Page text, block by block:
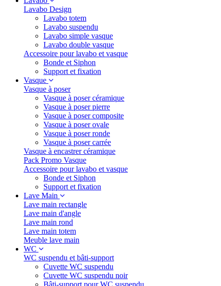
Lavabo Design
Lavabo totem
Lavabo suspendu
Lavabo simple vasque
Lavabo double vasque
Accessoire pour lavabo et vasque
Bonde et Siphon
Support et fixation
Vasque
Vasque à poser
Vasque à poser céramique
Vasque à poser pierre
Vasque à poser composite
Vasque à poser ovale
Vasque à poser ronde
Vasque à poser carrée
Vasque à encastrer céramique
Pack Promo Vasque
Accessoire pour lavabo et vasque
Bonde et Siphon
Support et fixation
Lave Main
Lave main rectangle
Lave main d'angle
Lave main rond
Lave main totem
Meuble lave main
WC
WC suspendu et bâti-support
Cuvette WC suspendu
Cuvette WC suspendu noir
Bâti-support pour WC suspendu